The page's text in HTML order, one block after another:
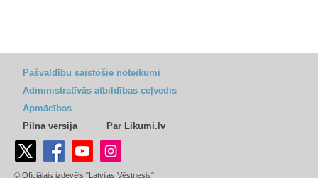
Pašvaldību saistošie noteikumi
Administratīvās atbildības ceļvedis
Apmācības
Pilnā versija
Par Likumi.lv
© Oficiālais izdevējs "Latvijas Vēstnesis"